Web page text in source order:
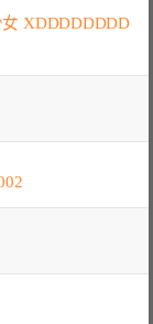
XDDDDDDDD